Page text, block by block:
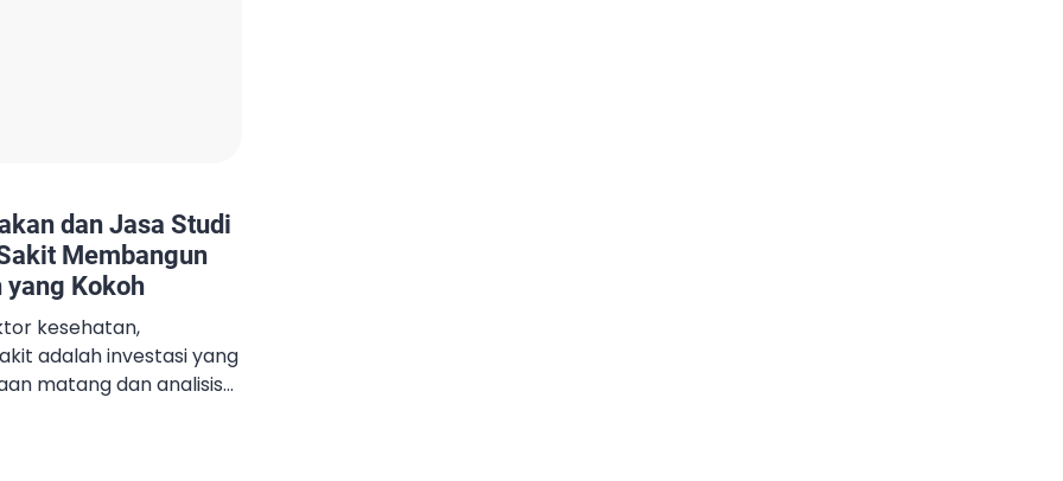
dan Jasa Studi
Membangun
yang Kokoh
kesehatan,
adalah investasi yang
matang dan analisis